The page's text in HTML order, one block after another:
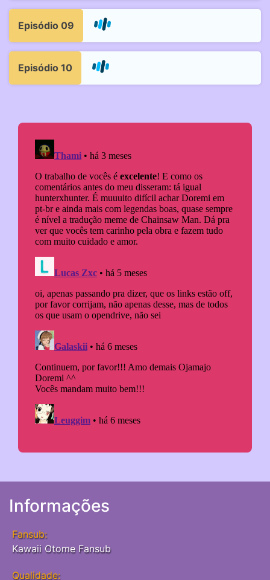
Episódio 09
Episódio 10
Informações
Fansub:
Kawaii Otome Fansub
Qualidade: